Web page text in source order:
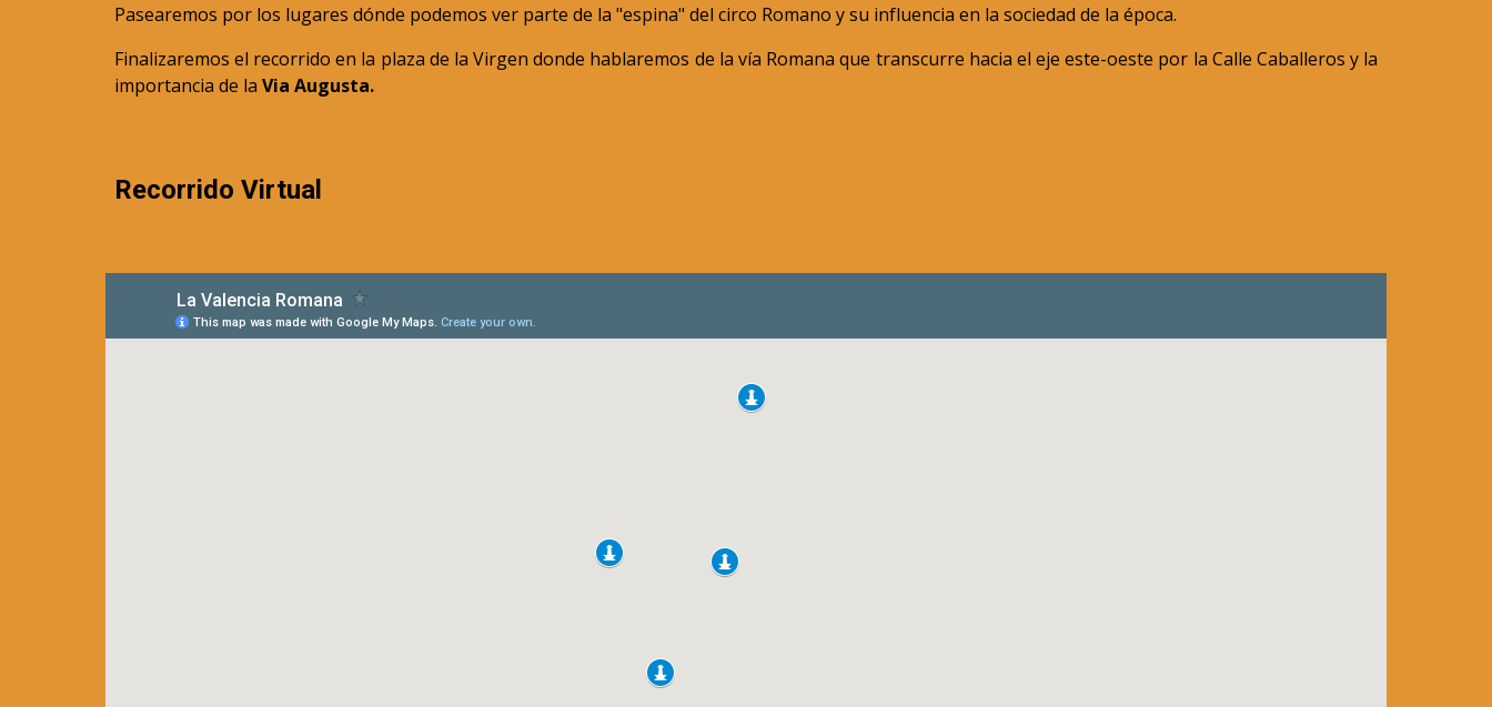
Pasearemos por los lugares dónde podemos ver parte de la "espina" del circo Romano y su influencia en la sociedad de la época.
Finalizaremos el recorrido en la plaza de la Virgen donde hablaremos de la vía Romana que transcurre hacia el eje este-oeste por la Calle Caballeros y la
importancia de la Via Augusta.
Recorrido Virtual